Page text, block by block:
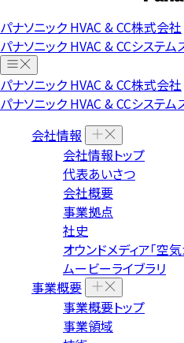
パナソニック HVAC & CC株式会社
パナソニック HVAC & CCシステ
パナソニック HVAC & CC株式会社
パナソニック HVAC & CCシステ
会社情報
会社情報トップ
代表あいさつ
会社概要
事業拠点
社史
オウンドメディア「空
ムービーライブラリ
事業概要
事業概要トップ
事業領域